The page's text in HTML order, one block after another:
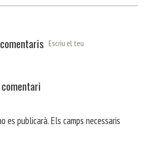
m ei
Escriu el teu
es publicarà. Els camps necessaris